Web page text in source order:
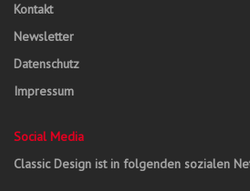
Kontakt
Newsletter
Datenschutz
Impressum
Social Media
Classic Design ist in folgenden sozialen